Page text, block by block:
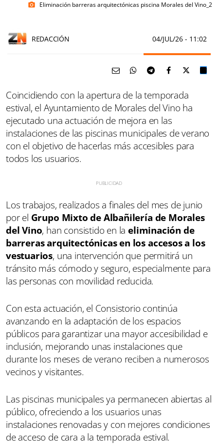
photo_camera Eliminación barreras arquitectónicas piscina Morales del Vino_2
REDACCIÓN 04/JUL/26 - 11:02
Coincidiendo con la apertura de la temporada
estival, el Ayuntamiento de Morales del Vino ha
ejecutado una actuación de mejora en las
instalaciones de las piscinas municipales de verano
con el objetivo de hacerlas más accesibles para
todos los usuarios.
Los trabajos, realizados a finales del mes de junio
por el Grupo Mixto de Albañilería de Morales
del Vino, han consistido en la eliminación de
barreras arquitectónicas en los accesos a los
vestuarios, una intervención que permitirá un
tránsito más cómodo y seguro, especialmente para
las personas con movilidad reducida.
Con esta actuación, el Consistorio continúa
avanzando en la adaptación de los espacios
públicos para garantizar una mayor accesibilidad e
inclusión, mejorando unas instalaciones que
durante los meses de verano reciben a numerosos
vecinos y visitantes.
Las piscinas municipales ya permanecen abiertas al
público, ofreciendo a los usuarios unas
instalaciones renovadas y con mejores condiciones
de acceso de cara a la temporada estival.